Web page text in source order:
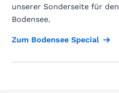
unserer Sonderseite für den
Bodensee.
Zum Bodensee Special